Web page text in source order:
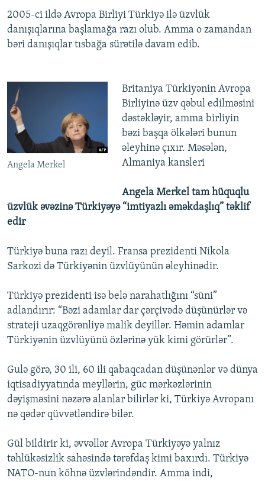
2005-ci ildə Avropa Birliyi Türkiyə ilə üzvlük
danışıqlarına başlamağa razı olub. Amma o zamandan
bəri danışıqlar tısbağa sürətilə davam edib.
Angela Merkel
Britaniya Türkiyənin Avropa
Birliyinə üzv qəbul edilməsini
dəstəkləyir, amma birliyin
bəzi başqa ölkələri bunun
əleyhinə çıxır. Məsələn,
Almaniya kansleri
Angela Merkel tam hüquqlu
üzvlük əvəzinə Türkiyəyə “imtiyazlı əməkdaşlıq” təklif
edir
Türkiyə buna razı deyil. Fransa prezidenti Nikola
Sarkozi də Türkiyənin üzvlüyünün əleyhinədir.
Türkiyə prezidenti isə belə narahatlığını “süni”
adlandırır: “Bəzi adamlar dar çərçivədə düşünürlər və
strateji uzaqgörənliyə malik deyillər. Həmin adamlar
Türkiyənin üzvlüyünü özlərinə yük kimi görürlər”.
Gulə görə, 30 ili, 60 ili qabaqcadan düşünənlər və dünya
iqtisadiyyatında meyllərin, güc mərkəzlərinin
dəyişməsini nəzərə alanlar bilirlər ki, Türkiyə Avropanı
nə qədər qüvvətləndirə bilər.
Gül bildirir ki, əvvəllər Avropa Türkiyəyə yalnız
təhlükəsizlik sahəsində tərəfdaş kimi baxırdı. Türkiyə
NATO-nun köhnə üzvlərindəndir. Amma indi,